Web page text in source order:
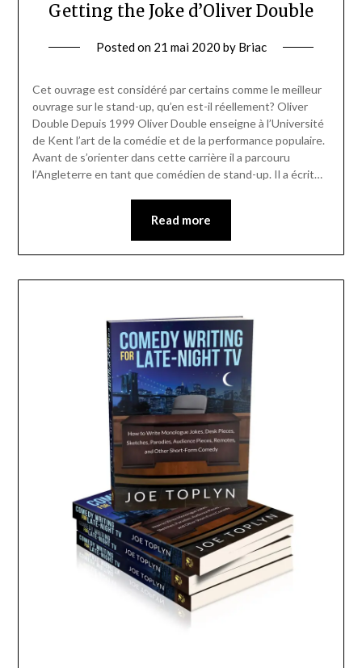
Getting the Joke d’Oliver Double
Posted on 21 mai 2020 by Briac
Cet ouvrage est considéré par certains comme le meilleur
ouvrage sur le stand-up, qu’en est-il réellement? Oliver
Double Depuis 1999 Oliver Double enseigne à l’Université
de Kent l’art de la comédie et de la performance populaire.
Avant de s’orienter dans cette carrière il a parcouru
l’Angleterre en tant que comédien de stand-up. Il a écrit…
Read more